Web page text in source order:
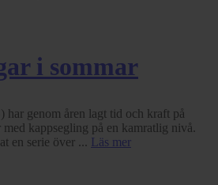
i sommar
har genom åren lagt tid och kraft på
med kappsegling på en kamratlig nivå.
en serie över ... Läs mer